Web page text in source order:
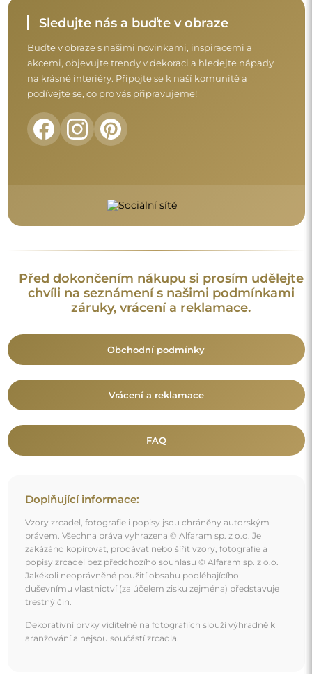
Sledujte nás a buďte v obraze
Buďte v obraze s našimi novinkami, inspiracemi a
akcemi, objevujte trendy v dekoraci a hledejte nápady
na krásné interiéry. Připojte se k naší komunitě a
podívejte se, co pro vás připravujeme!
Před dokončením nákupu si prosím udělejte
chvíli na seznámení s našimi podmínkami
záruky, vrácení a reklamace.
Obchodní podmínky
Vrácení a reklamace
FAQ
Doplňující informace:
Vzory zrcadel, fotografie i popisy jsou chráněny autorským
právem. Všechna práva vyhrazena © Alfaram sp. z o.o. Je
zakázáno kopírovat, prodávat nebo šířit vzory, fotografie a
popisy zrcadel bez předchozího souhlasu © Alfaram sp. z o.o.
Jakékoli neoprávněné použití obsahu podléhajícího
duševnímu vlastnictví (za účelem zisku zejména) představuje
trestný čin.
Dekorativní prvky viditelné na fotografiích slouží výhradně k
aranžování a nejsou součástí zrcadla.